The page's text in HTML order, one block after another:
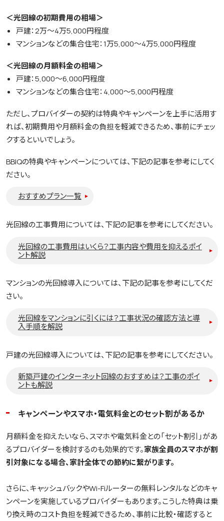
＜光回線の初期費用の相場＞
戸建：2万～4万5,000円程度
マンションなどの集合住宅：1万5,000～4万5,000円程度
＜光回線の月額料金の相場＞
戸建：5,000～6,000円程度
マンションなどの集合住宅：4,000～5,000円程度
ただし、プロバイダーの契約は特典やキャンペーンを上手に活用す
れば、初期費用や月額料金の負担を軽減できるため、事前にチェッ
クするといいでしょう。
BBIQの特典やキャンペーンについては、下記の記事を参考にしてく
ださい。
おすすめプラン一覧
光回線の工事費用については、下記の記事を参考にしてください。
光回線の工事費用はいくら？工事内容や費用を抑えるポイ
ント解説
マンションの光回線導入については、下記の記事を参考にしてくだ
さい。
光回線をマンションに引くには？工事状況の確認方法と導
入手順を解説
戸建の光回線導入については、下記の記事を参考にしてください。
新築戸建のインターネット回線のおすすめは？工事のポイ
ントも解説
キャンペーンやスマホ・電気料金とのセット割があるか
月額料金を抑えたいなら、スマホや電気料金との「セット割引」があ
るプロバイダーを検討するのも効果的です。家族全員のスマホが割
引対象になる場合、家計全体での節約に繋がります。
さらに、キャッシュバックやWi-Fiルーターの無料レンタルなどのキャ
ンペーンを実施しているプロバイダーもあります。こうした特典は乗
り換え時のコスト負担を軽減できるため、事前に比較・確認すると